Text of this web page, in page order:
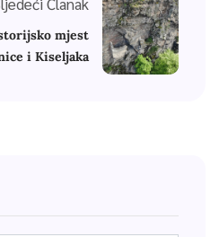
mjest
i Kiseljaka